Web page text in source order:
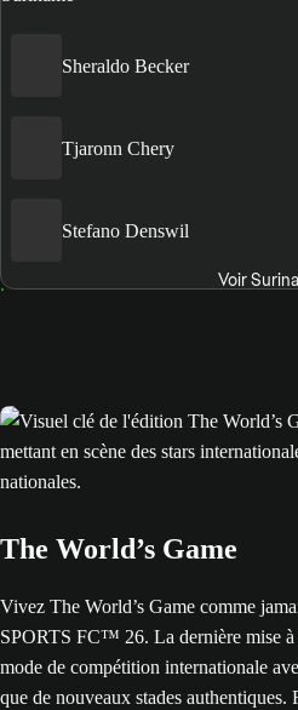
Sheraldo Becker
Tjaronn Chery
Stefano Denswil
Voir
The World’s Game
Vivez The World’s Game comme
SPORTS FC™ 26. La dernière mise
mode de compétition internationale
que de nouveaux stades